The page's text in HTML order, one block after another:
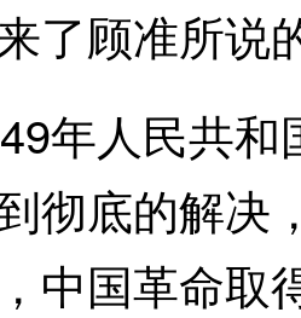
了顾准所说
人民共和
彻底的解决
中国革命取